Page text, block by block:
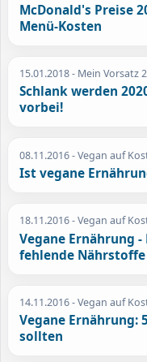
McDonald's Preise
Menü-Kosten
15.01.2018- Mein Vorsatz
Schlank werden
vorbei!
08.11.2016- Vegan auf
Ist vegane
18.11.2016- Vegan auf
Vegane Ernährung
fehlende Nährstoffe
14.11.2016- Vegan auf
Vegane Ernährung:
sollten